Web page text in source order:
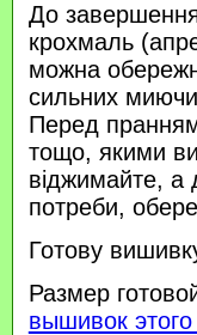
До
крохмаль
можна
сильних
Перед пранням
тощо, якими
віджимайте, а
потреби,
Готову
Размер
вышивок